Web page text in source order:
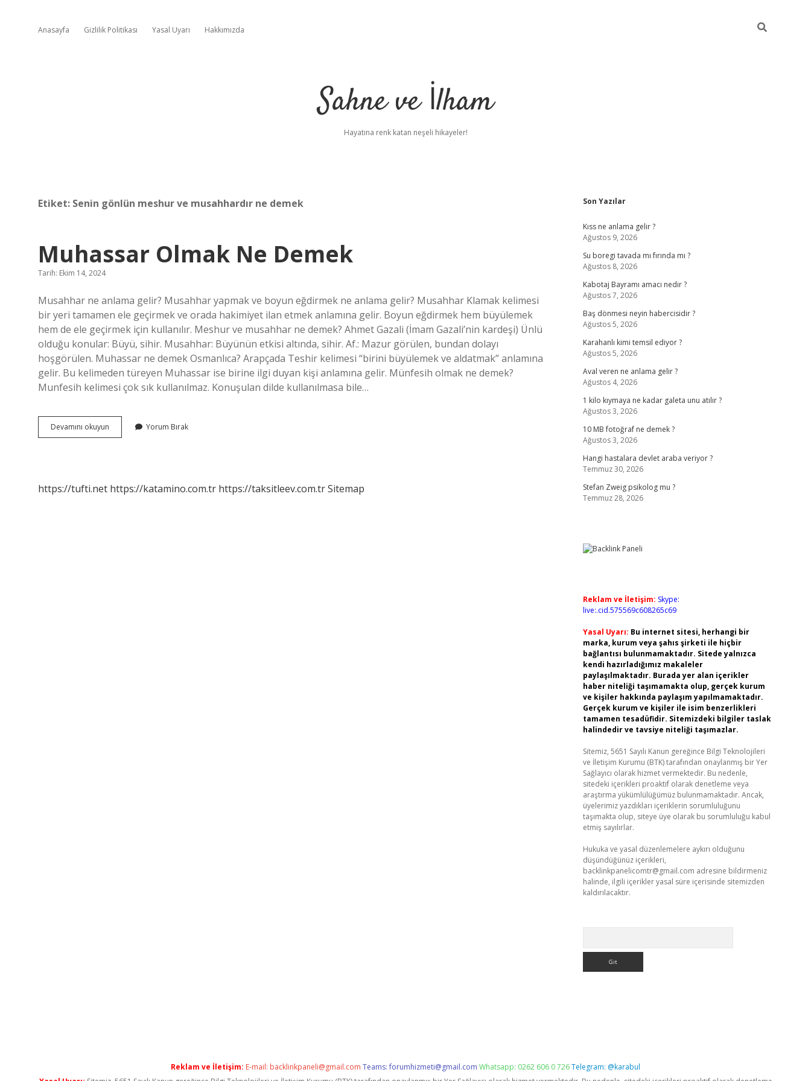
Anasayfa Gizlilik Politikası Yasal Uyarı Hakkımızda
Sahne ve İlham
Hayatına renk katan neşeli hikayeler!
Etiket: Senin gönlün meshur ve musahhardır ne demek
Muhassar Olmak Ne Demek
Tarih: Ekim 14, 2024
Musahhar ne anlama gelir? Musahhar yapmak ve boyun eğdirmek ne anlama gelir? Musahhar Klamak kelimesi
bir yeri tamamen ele geçirmek ve orada hakimiyet ilan etmek anlamına gelir. Boyun eğdirmek hem büyülemek
hem de ele geçirmek için kullanılır. Meshur ve musahhar ne demek? Ahmet Gazali (İmam Gazali’nin kardeşi) Ünlü
olduğu konular: Büyü, sihir. Musahhar: Büyünün etkisi altında, sihir. Af.: Mazur görülen, bundan dolayı
hoşgörülen. Muhassar ne demek Osmanlıca? Arapçada Teshir kelimesi “birini büyülemek ve aldatmak” anlamına
gelir. Bu kelimeden türeyen Muhassar ise birine ilgi duyan kişi anlamına gelir. Münfesih olmak ne demek?
Munfesih kelimesi çok sık kullanılmaz. Konuşulan dilde kullanılmasa bile…
Devamını okuyun Muhassar
Olmak
Yorum Bırak
https://tufti.net https://katamino.com.tr https://taksitleev.com.trSitemap
Sidebar
Son Yazılar
Kıss ne anlama gelir ?
Ağustos 9, 2026
Su boregi tavada mı fırında mı ?
Ağustos 8, 2026
Kabotaj Bayramı amacı nedir ?
Ağustos 7, 2026
Baş dönmesi neyin habercisidir ?
Ağustos 5, 2026
Karahanlı kimi temsil ediyor ?
Ağustos 5, 2026
Aval veren ne anlama gelir ?
Ağustos 4, 2026
1 kilo kıymaya ne kadar galeta unu atılır ?
Ağustos 3, 2026
10 MB fotoğraf ne demek ?
Ağustos 3, 2026
Hangi hastalara devlet araba veriyor ?
Temmuz 30, 2026
Stefan Zweig psikolog mu ?
Temmuz 28, 2026
Reklam ve İletişim: Skype:
live:.cid.575569c608265c69
Yasal Uyarı: Bu internet sitesi, herhangi bir
marka, kurum veya şahıs şirketi ile hiçbir
bağlantısı bulunmamaktadır. Sitede yalnızca
kendi hazırladığımız makaleler
paylaşılmaktadır. Burada yer alan içerikler
haber niteliği taşımamakta olup, gerçek kurum
ve kişiler hakkında paylaşım yapılmamaktadır.
Gerçek kurum ve kişiler ile isim benzerlikleri
tamamen tesadüfidir. Sitemizdeki bilgiler taslak
halindedir ve tavsiye niteliği taşımazlar.
Sitemiz, 5651 Sayılı Kanun gereğince Bilgi Teknolojileri
ve İletişim Kurumu (BTK) tarafından onaylanmış bir Yer
Sağlayıcı olarak hizmet vermektedir. Bu nedenle,
sitedeki içerikleri proaktif olarak denetleme veya
araştırma yükümlülüğümüz bulunmamaktadır. Ancak,
üyelerimiz yazdıkları içeriklerin sorumluluğunu
taşımakta olup, siteye üye olarak bu sorumluluğu kabul
etmiş sayılırlar.
Hukuka ve yasal düzenlemelere aykırı olduğunu
düşündüğünüz içerikleri,
backlinkpanelicomtr@gmail.com adresine bildirmeniz
halinde, ilgili içerikler yasal süre içerisinde sitemizden
kaldırılacaktır.
ilbet
Reklam ve İletişim: E-mail: backlinkpaneli@gmail.com Teams:forumhizmeti@gmail.com Whatsapp: 0262 606 0 726Telegram: @karabul